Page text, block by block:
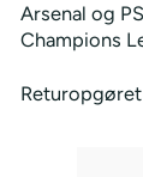
Arsenal og
Champions